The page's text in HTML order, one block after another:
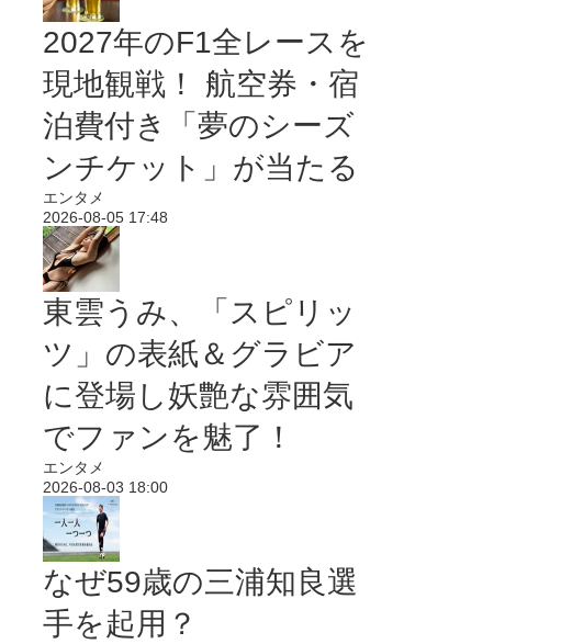
2027年のF1全レースを
現地観戦！ 航空券・宿
泊費付き「夢のシーズ
ンチケット」が当たる
エンタメ
2026-08-05 17:48
東雲うみ、「スピリッ
ツ」の表紙＆グラビア
に登場し妖艶な雰囲気
でファンを魅了！
エンタメ
2026-08-03 18:00
なぜ59歳の三浦知良選
手を起用？